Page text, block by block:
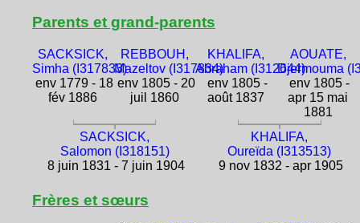
Parents et grand-parents
SACKSICK,
Simha (I317833)
env 1779 - 18
fév 1886
REBBOUH,
Mazeltov (I317834)
env 1805 - 20
juil 1860
KHALIFA,
Abraham (I312644)
env 1805 -
août 1837
AOUATE,
Djermouma
env 1805 -
apr 15 mai
1881
SACKSICK,
Salomon (I318151)
8 juin 1831 - 7 juin 1904
KHALIFA,
Oureïda (I313513)
9 nov 1832 - apr 1905
Frères et sœurs